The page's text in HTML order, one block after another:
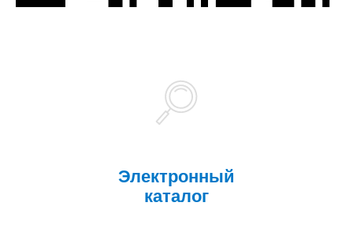
Электронный
каталог